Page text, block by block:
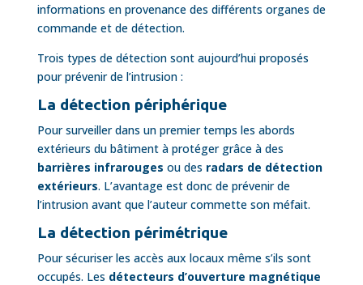
informations en provenance des différents organes de
commande et de détection.
Trois types de détection sont aujourd’hui proposés
pour prévenir de l’intrusion :
La détection périphérique
Pour surveiller dans un premier temps les abords
extérieurs du bâtiment à protéger grâce à des
barrières infrarouges ou des radars de détection
extérieurs. L’avantage est donc de prévenir de
l’intrusion avant que l’auteur commette son méfait.
La détection périmétrique
Pour sécuriser les accès aux locaux même s’ils sont
occupés. Les détecteurs d’ouverture magnétique